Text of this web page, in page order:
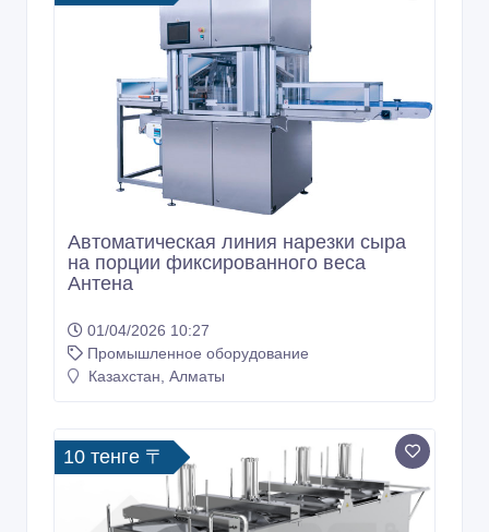
Автоматическая линия нарезки сыра
на порции фиксированного веса
Антена
01/04/2026 10:27
Промышленное оборудование
Казахстан, Алматы
10 тенге 〒